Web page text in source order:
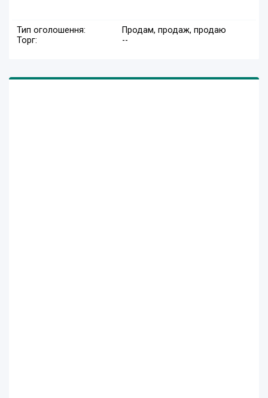
Тип оголошення:
Продам, продаж, продаю
Торг:
--